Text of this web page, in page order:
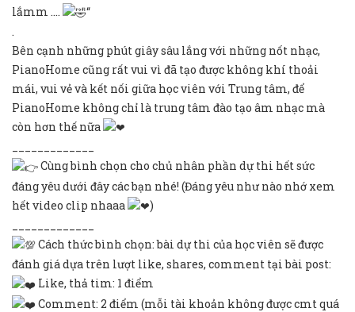
lắmm ….
“
.
Bên cạnh những phút giây sâu lắng với những nốt nhạc,
PianoHome cũng rất vui vì đã tạo được không khí thoải
mái, vui vẻ và kết nối giữa học viên với Trung tâm, để
PianoHome không chỉ là trung tâm đào tạo âm nhạc mà
còn hơn thế nữa
Cùng bình chọn cho chủ nhân phần dự thi hết sức
đáng yêu dưới đây các bạn nhé! (Đáng yêu như nào nhớ xem
hết video clip nhaaa
)
Cách thức bình chọn: bài dự thi của học viên sẽ được
đánh giá dựa trên lượt like, shares, comment tại bài post:
Like, thả tim: 1 điểm
Comment: 2 điểm (mỗi tài khoản không được cmt quá